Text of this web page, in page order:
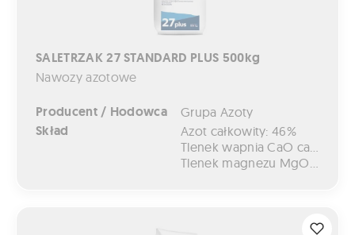
SALETRZAK 27 STANDARD PLUS 500kg
Nawozy azotowe
Producent / Hodowca Grupa Azoty
Skład
Azot całkowity: 46%
Tlenek wapnia CaO całkowity: 6,5%
Tlenek magnezu MgO całkowity: 4%